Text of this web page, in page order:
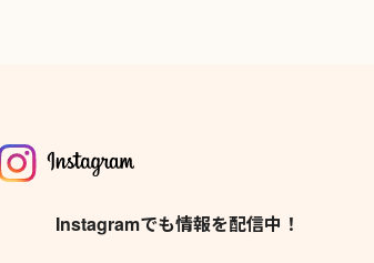
Instagramでも情報を配信中！